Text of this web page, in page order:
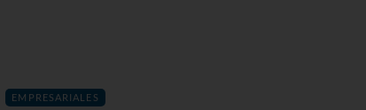
EMPRESARIALES